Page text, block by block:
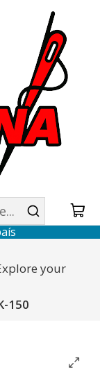
your
150